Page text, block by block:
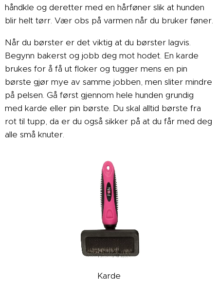
håndkle og deretter med en hårføner slik at hunden
blir helt tørr. Vær obs på varmen når du bruker føner.
Når du børster er det viktig at du børster lagvis.
Begynn bakerst og jobb deg mot hodet. En karde
brukes for å få ut floker og tugger mens en pin
børste gjør mye av samme jobben, men sliter mindre
på pelsen. Gå først gjennom hele hunden grundig
med karde eller pin børste. Du skal alltid børste fra
rot til tupp, da er du også sikker på at du får med deg
alle små knuter.
Karde